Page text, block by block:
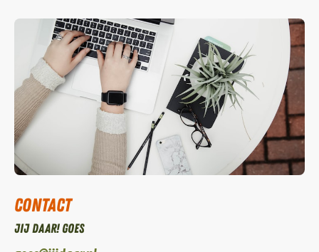
Contact
Jij daar! Goes